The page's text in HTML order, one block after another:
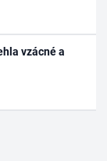
vzácné a